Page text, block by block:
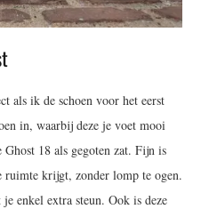
als ik de schoen voor het eerst
in, waarbij deze je voet mooi
18 als gegoten zat. Fijn is
krijgt, zonder lomp te ogen.
enkel extra steun. Ook is deze